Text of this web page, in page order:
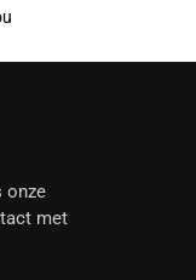
onze
met